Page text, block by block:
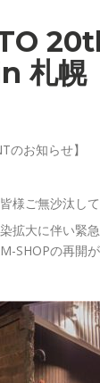
札
のお知らせ】
様ご無沙汰して
拡大に伴い緊
M-SHOPの再開